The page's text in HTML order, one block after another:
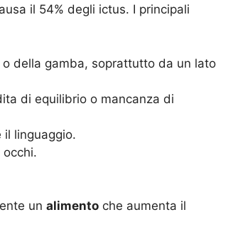
il 54% degli ictus. I principali
della gamba, soprattutto da un lato
di equilibrio o mancanza di
linguaggio.
un alimento che aumenta il